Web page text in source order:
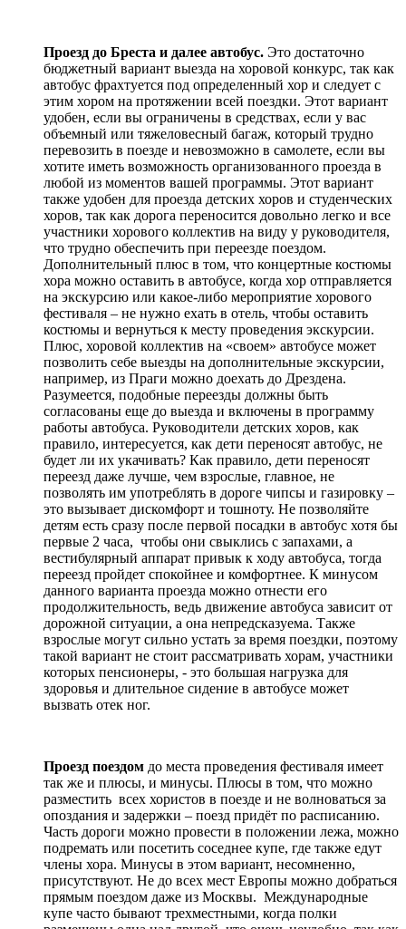
Проезд до Бреста и далее автобус. Это достаточно
бюджетный вариант выезда на хоровой конкурс, так как
автобус фрахтуется под определенный хор и следует с
этим хором на протяжении всей поездки. Этот вариант
удобен, если вы ограничены в средствах, если у вас
объемный или тяжеловесный багаж, который трудно
перевозить в поезде и невозможно в самолете, если вы
хотите иметь возможность организованного проезда в
любой из моментов вашей программы. Этот вариант
также удобен для проезда детских хоров и студенческих
хоров, так как дорога переносится довольно легко и все
участники хорового коллектив на виду у руководителя,
что трудно обеспечить при переезде поездом.
Дополнительный плюс в том, что концертные костюмы
хора можно оставить в автобусе, когда хор отправляется
на экскурсию или какое-либо мероприятие хорового
фестиваля – не нужно ехать в отель, чтобы оставить
костюмы и вернуться к месту проведения экскурсии.
Плюс, хоровой коллектив на «своем» автобусе может
позволить себе выезды на дополнительные экскурсии,
например, из Праги можно доехать до Дрездена.
Разумеется, подобные переезды должны быть
согласованы еще до выезда и включены в программу
работы автобуса. Руководители детских хоров, как
правило, интересуется, как дети переносят автобус, не
будет ли их укачивать? Как правило, дети переносят
переезд даже лучше, чем взрослые, главное, не
позволять им употреблять в дороге чипсы и газировку –
это вызывает дискомфорт и тошноту. Не позволяйте
детям есть сразу после первой посадки в автобус хотя бы
первые 2 часа, чтобы они свыклись с запахами, а
вестибулярный аппарат привык к ходу автобуса, тогда
переезд пройдет спокойнее и комфортнее. К минусом
данного варианта проезда можно отнести его
продолжительность, ведь движение автобуса зависит от
дорожной ситуации, а она непредсказуема. Также
взрослые могут сильно устать за время поездки, поэтому
такой вариант не стоит рассматривать хорам, участники
которых пенсионеры, - это большая нагрузка для
здоровья и длительное сидение в автобусе может
вызвать отек ног.
Проезд поездом до места проведения фестиваля имеет
так же и плюсы, и минусы. Плюсы в том, что можно
разместить всех хористов в поезде и не волноваться за
опоздания и задержки – поезд придёт по расписанию.
Часть дороги можно провести в положении лежа, можно
подремать или посетить соседнее купе, где также едут
члены хора. Минусы в этом вариант, несомненно,
присутствуют. Не до всех мест Европы можно добраться
прямым поездом даже из Москвы. Международные
купе часто бывают трехместными, когда полки